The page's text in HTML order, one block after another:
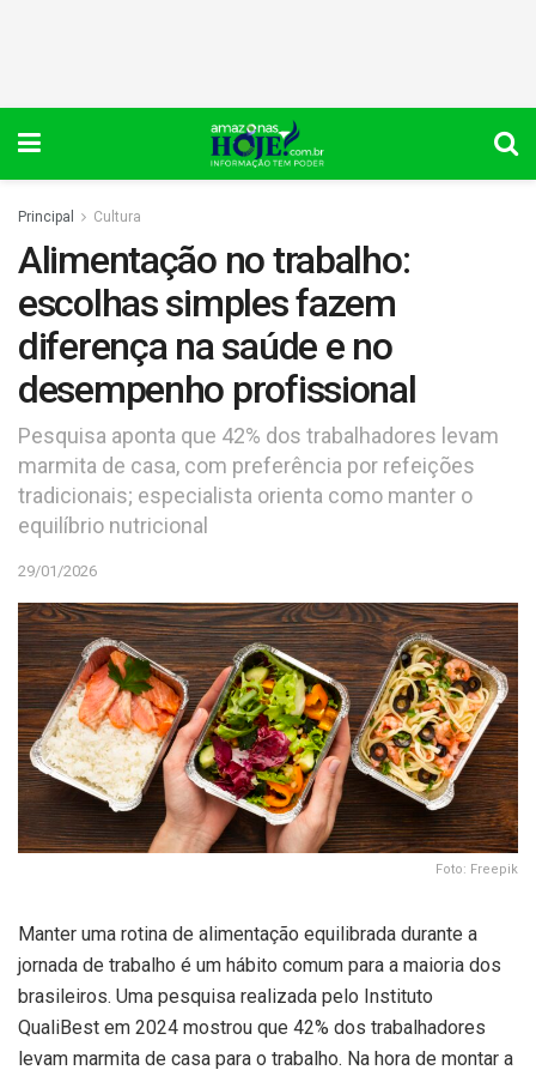
Principal Cultura
Alimentação no trabalho:
escolhas simples fazem
diferença na saúde e no
desempenho profissional
Pesquisa aponta que 42% dos trabalhadores levam
marmita de casa, com preferência por refeições
tradicionais; especialista orienta como manter o
equilíbrio nutricional
29/01/2026
Foto: Freepik
Manter uma rotina de alimentação equilibrada durante a
jornada de trabalho é um hábito comum para a maioria dos
brasileiros. Uma pesquisa realizada pelo Instituto
QualiBest em 2024 mostrou que 42% dos trabalhadores
levam marmita de casa para o trabalho. Na hora de montar a